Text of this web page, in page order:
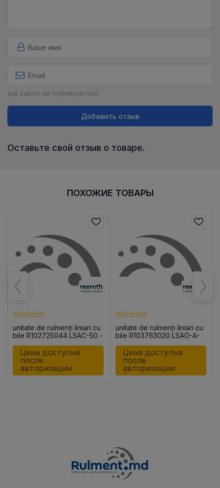
(на сайте не публикуется)
Добавить отзыв
Оставьте свой отзыв о товаре.
ПОХОЖИЕ ТОВАРЫ
unitate de rulmenți liniari cu
bile R102725044 LSAC-50 -
Цена доступна
после
авторизации
unitate de rulmenți liniari cu
bile R103763020 LSAO-A-
Цена доступна
после
авторизации